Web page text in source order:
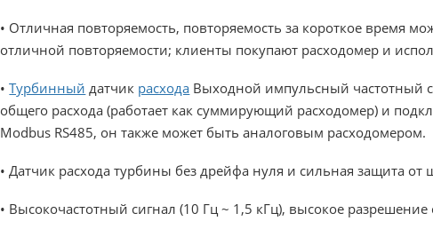
• Отличная повторяемость, повторяемость за короткое время
отличной повторяемости; клиенты покупают расходомер и
•Турбинный датчик расхода Выходной импульсный частотный
общего расхода (работает как суммирующий расходомер) и
Modbus RS485, он также может быть аналоговым расходомером.
• Датчик расхода турбины без дрейфа нуля и сильная защита от
• Высокочастотный сигнал (10 Гц ~ 1,5 кГц), высокое разрешение